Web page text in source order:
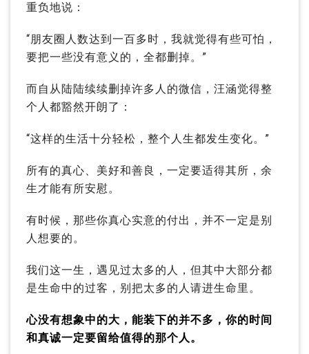
重负地说：
“朋友圈人数达到一百多时，我就觉得有些可怕，
要把一些没有意义的，全都删掉。”
而自从陆陆续续删掉许多人的微信，汪涵觉得整
个人都豁然开朗了：
“这样的生活十分轻松，整个人生都发生变化。”
所有的真心、美好和善良，一定要适得其所，余
生才能有所安慰。
有时候，那些你真心实意的付出，并不一定是别
人想要的。
我们这一生，遇见过太多的人，但其中大部分都
是生命中的过客，别把太多的人请进生命里。
心没有想象中的大，能装下的并不多，你的时间
和真诚一定要留给值得的那个人。